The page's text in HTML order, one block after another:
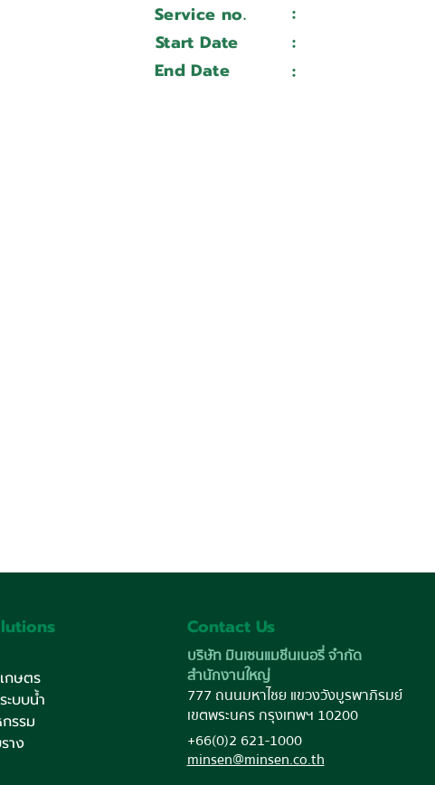
Service no. :
Start Date :
End Date :
กษตร
บบน้ำ
รรม
าง
Contact Us
บริษัท มินเซนแมชีนเนอรี่ จำกัด
สำนักงานใหญ่
777 ถนนมหาไชย แขวงวังบูรพาภิรมย์
เขตพระนคร กรุงเทพฯ 10200
+66(0)2 621-1000
minsen@minsen.co.th